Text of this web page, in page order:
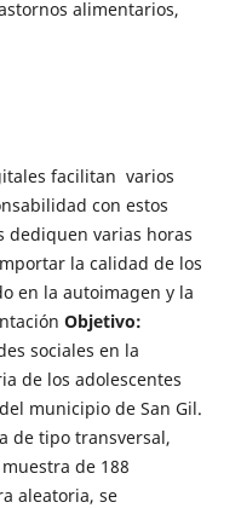
alimentarios,
facilitan varios
con estos
dediquen varias horas
la calidad de los
en la autoimagen y la
Objetivo:
sociales en la
de los adolescentes
municipio de San Gil.
de tipo transversal,
de 188
aleatoria, se